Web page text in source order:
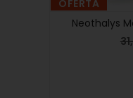
OFERTA
Neothalys